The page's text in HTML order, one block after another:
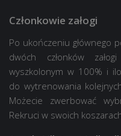
Członkowie załogi
Po ukończeniu głównego
dwóch członków
wyszkolonym w 100% i
do wytrenowania
Możecie zwerbować
Rekruci w swoich